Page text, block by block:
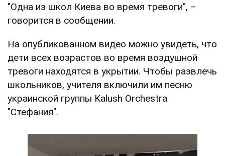
"Одна из школ Киева во время тревоги", –
говорится в сообщении.
На опубликованном видео можно увидеть, что
дети всех возрастов во время воздушной
тревоги находятся в укрытии. Чтобы развлечь
школьников, учителя включили им песню
украинской группы Kalush Orchestra
"Стефания".